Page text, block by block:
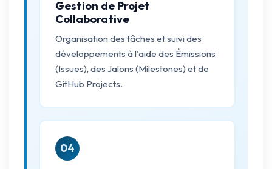
Gestion de Projet
Collaborative
Organisation des tâches et suivi des
développements à l'aide des Émissions
(Issues), des Jalons (Milestones) et de
GitHub Projects.
04